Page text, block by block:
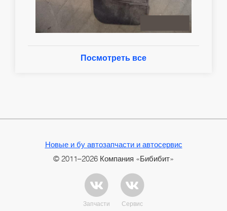
Посмотреть все
Новые и бу автозапчасти и автосервис
© 2011–2026 Компания «Бибибит»
Запчасти Сервис